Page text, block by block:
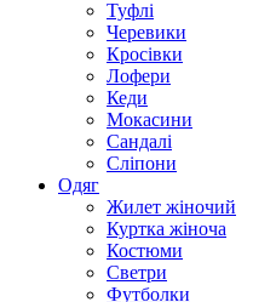
Туфлі
Черевики
Кросівки
Лофери
Кеди
Мокасини
Сандалі
Сліпони
Одяг
Жилет жіночий
Куртка жіноча
Костюми
Светри
Футболки